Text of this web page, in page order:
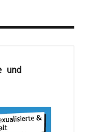
und